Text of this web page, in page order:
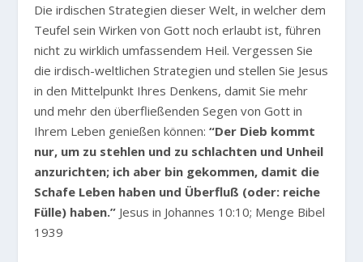
Die irdischen Strategien dieser Welt, in welcher dem
Teufel sein Wirken von Gott noch erlaubt ist, führen
nicht zu wirklich umfassendem Heil. Vergessen Sie
die irdisch-weltlichen Strategien und stellen Sie Jesus
in den Mittelpunkt Ihres Denkens, damit Sie mehr
und mehr den überfließenden Segen von Gott in
Ihrem Leben genießen können:“Der Dieb kommt
nur, um zu stehlen und zu schlachten und Unheil
anzurichten; ich aber bin gekommen, damit die
Schafe Leben haben und Überfluß (oder: reiche
Fülle) haben.” Jesus in Johannes 10:10; Menge Bibel
1939